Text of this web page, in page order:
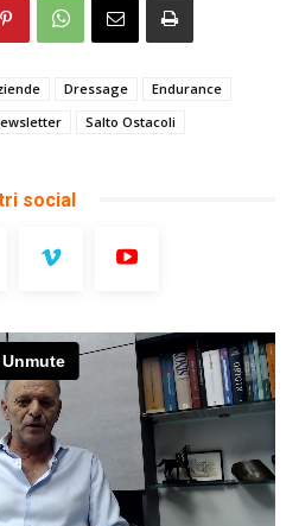
Dressage
Endurance
Salto Ostacoli
social